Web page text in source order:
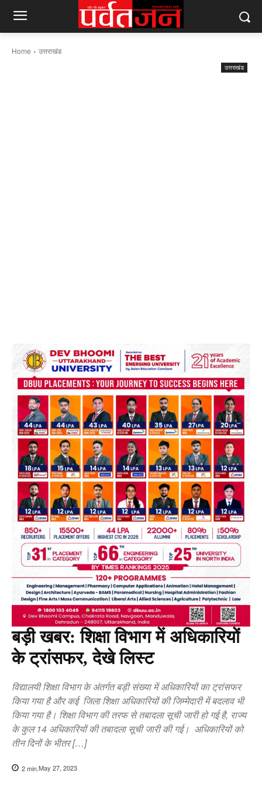
Home उत्तराखंड
उत्तराखंड
बड़ी खबर: शिक्षा विभाग में अधिकारियों
के ट्रांसफर, देखे लिस्ट
विद्यालयी शिक्षा विभाग के अंतर्गत बड़ी संख्या में अधिकारियों का ट्रांसफर
किया गया है और कई जिला शिक्षा अधिकारियों की जिम्मेदारी में बदलाव भी
किया गया है। शिक्षा विभाग की तरफ से तबादला सूची जारी हो गई है, राज्य
के कुल 14 अधिकारियों की तबादला सूची जारी की गई। अधिकारियों को
तीन दिनों के भीतर […]
2min.May 27, 2023